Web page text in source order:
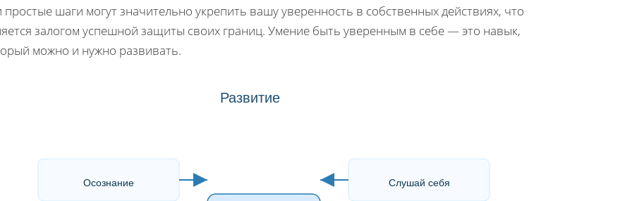
простые шаги могут значительно укрепить вашу уверенность в собственных действиях, что
залогом успешной защиты своих границ. Умение быть уверенным в себе — это навык,
можно и нужно развивать.
Развитие
Осознание Слушай себя